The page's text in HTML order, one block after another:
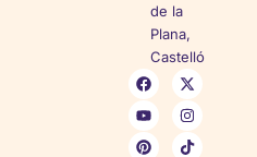
de la
Plana,
Castelló